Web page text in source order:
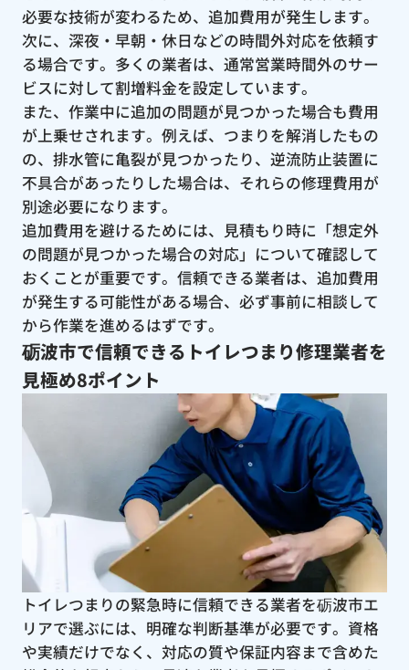
必要な技術が変わるため、追加費用が発生します。
次に、深夜・早朝・休日などの時間外対応を依頼す
る場合です。多くの業者は、通常営業時間外のサー
ビスに対して割増料金を設定しています。
また、作業中に追加の問題が見つかった場合も費用
が上乗せされます。例えば、つまりを解消したもの
の、排水管に亀裂が見つかったり、逆流防止装置に
不具合があったりした場合は、それらの修理費用が
別途必要になります。
追加費用を避けるためには、見積もり時に「想定外
の問題が見つかった場合の対応」について確認して
おくことが重要です。信頼できる業者は、追加費用
が発生する可能性がある場合、必ず事前に相談して
から作業を進めるはずです。
砺波市で信頼できるトイレつまり修理業者を
見極め8ポイント
トイレつまりの緊急時に信頼できる業者を砺波市エ
リアで選ぶには、明確な判断基準が必要です。資格
や実績だけでなく、対応の質や保証内容まで含めた